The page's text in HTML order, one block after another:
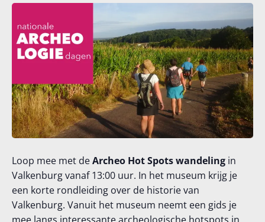
Archeo Hot Spots wandeling in
Valkenburg
26 juni @ 13:00-15:00 €10
Loop mee met deArcheo Hot Spots wandeling in
Valkenburg vanaf 13:00 uur. In het museum krijg je
een korte rondleiding over de historie van
Valkenburg. Vanuit het museum neemt een gids je